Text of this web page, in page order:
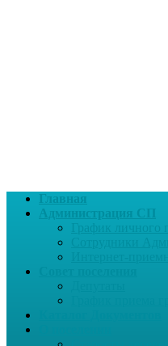
Главная
Администрация СП